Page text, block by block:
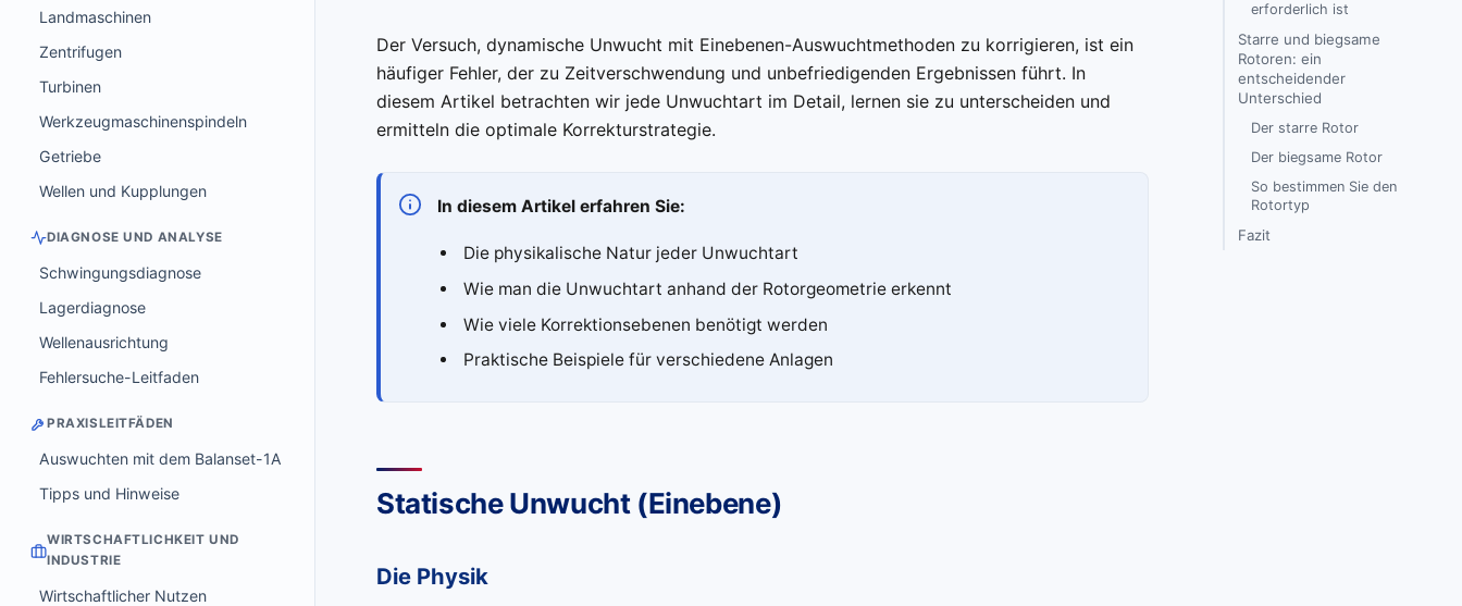
Landmaschinen
Zentrifugen
Turbinen
Werkzeugmaschinenspindeln
Getriebe
Wellen und Kupplungen
DIAGNOSE UND ANALYSE
Schwingungsdiagnose
Lagerdiagnose
Wellenausrichtung
Fehlersuche-Leitfaden
PRAXISLEITFÄDEN
Auswuchten mit dem Balanset-1A
Tipps und Hinweise
WIRTSCHAFTLICHKEIT UND
INDUSTRIE
Wirtschaftlicher Nutzen
Der Versuch, dynamische Unwucht mit Einebenen-Auswuchtmethoden zu korrigieren, ist ein
häufiger Fehler, der zu Zeitverschwendung und unbefriedigenden Ergebnissen führt. In
diesem Artikel betrachten wir jede Unwuchtart im Detail, lernen sie zu unterscheiden und
ermitteln die optimale Korrekturstrategie.
In diesem Artikel erfahren Sie:
Die physikalische Natur jeder Unwuchtart
Wie man die Unwuchtart anhand der Rotorgeometrie erkennt
Wie viele Korrektionsebenen benötigt werden
Praktische Beispiele für verschiedene Anlagen
Statische Unwucht (Einebene)
Die Physik
erforderlich ist
Starre und biegsame
Rotoren: ein
entscheidender
Unterschied
Der starre Rotor
Der biegsame Rotor
So bestimmen Sie den
Rotortyp
Fazit